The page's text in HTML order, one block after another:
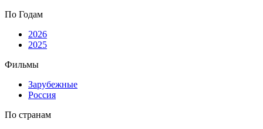
По Годам
2026
2025
Фильмы
Зарубежные
Россия
По странам